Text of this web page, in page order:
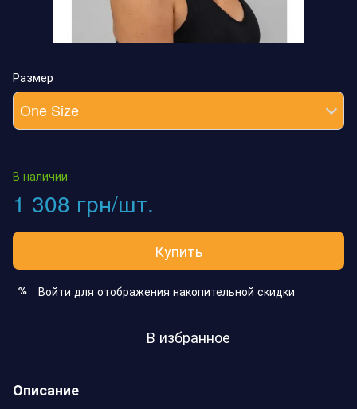
Размер
One Size
В наличии
1 308 грн/шт.
Купить
% Войти для отображения накопительной скидки
В избранное
Описание